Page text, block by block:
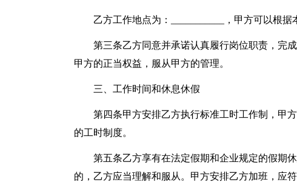
乙方工作地点为：___________，甲方可以根
第三条乙方同意并承诺认真履行岗位职责，完
甲方的正当权益，服从甲方的管理。
三、工作时间和休息休假
第四条甲方安排乙方执行标准工时工作制，甲
的工时制度。
第五条乙方享有在法定假期和企业规定的假期
的，乙方应当理解和服从。甲方安排乙方加班，应